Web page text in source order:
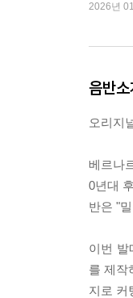
2026년
음반소
오리지
베르나
0년대
반은 "
이번 발
를 제작
지로 커